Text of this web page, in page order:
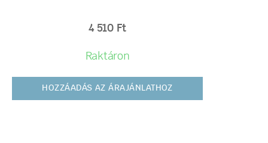
4 510 Ft
Raktáron
HOZZÁADÁS AZ ÁRAJÁNLATHOZ